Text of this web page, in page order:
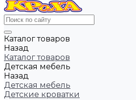
Каталог товаров
Назад
Каталог товаров
Детская мебель
Назад
Детская мебель
Детские кроватки